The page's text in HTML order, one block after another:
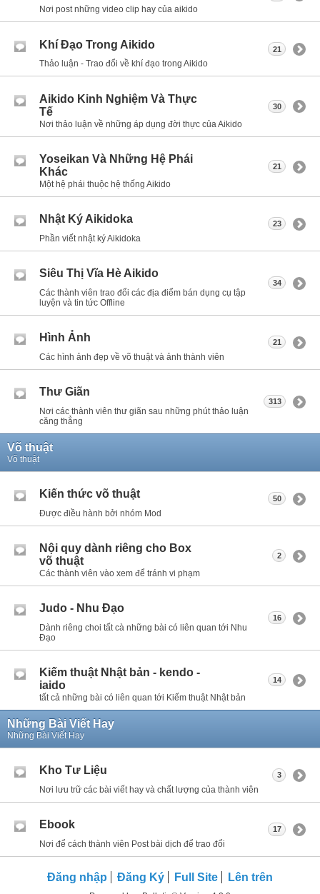
Nơi post những video clip hay của aikido
Khí Đạo Trong Aikido
Thảo luận - Trao đổi về khí đạo trong Aikido
21
Aikido Kinh Nghiệm Và Thực
Tế
Nơi thảo luận về những áp dụng đời thực của Aikido
30
Yoseikan Và Những Hệ Phái
Khác
Một hệ phái thuộc hệ thống Aikido
21
Nhật Ký Aikidoka
Phần viết nhật ký Aikidoka
23
Siêu Thị Vĩa Hè Aikido
Các thành viên trao đổi các địa điểm bán dụng cụ tập
luyện và tin tức Offline
34
Hình Ảnh
Các hình ảnh đẹp về võ thuật và ảnh thành viên
21
Thư Giãn
Nơi các thành viên thư giãn sau những phút thảo luận
căng thẳng
313
Võ thuật
Võ thuật
Kiến thức võ thuật
Được điều hành bởi nhóm Mod
50
Nội quy dành riêng cho Box
võ thuật
Các thành viên vào xem để tránh vi phạm
2
Judo - Nhu Đạo
Dành riêng choi tất cà những bài có liên quan tới Nhu
Đạo
16
Kiếm thuật Nhật bản - kendo -
iaido
tất cả những bài có liên quan tới Kiếm thuật Nhật bản
14
Những Bài Viết Hay
Những Bài Viết Hay
Kho Tư Liệu
Nơi lưu trữ các bài viết hay và chất lượng của thành viên
3
Ebook
Nơi để cách thành viên Post bài dịch để trao đổi
17
Đăng nhập Đăng Ký Full Site Lên trên